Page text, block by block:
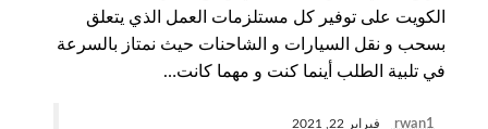
الكويت على توفير كل مستلزمات العمل الذي يتعلق
بسحب و نقل السيارات و الشاحنات حيث نمتاز بالسرعة
في تلبية الطلب أينما كنت و مهما كانت…
rwan1 فبراير 22, 2021